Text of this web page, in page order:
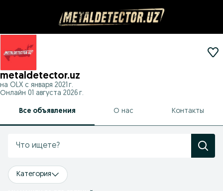
metaldetector.uz
на OLX с января 2021 г.
Онлайн 01 августа 2026 г.
Все объявления О нас Контакты
Категория